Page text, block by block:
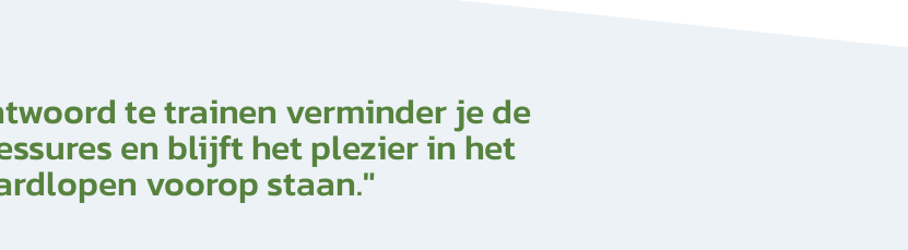
te trainen verminder je de
en blijft het plezier in het
voorop staan."